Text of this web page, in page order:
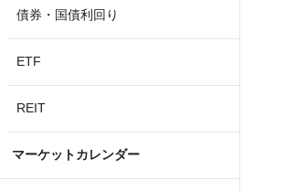
債券・国債利回り
ETF
REIT
マーケットカレンダー